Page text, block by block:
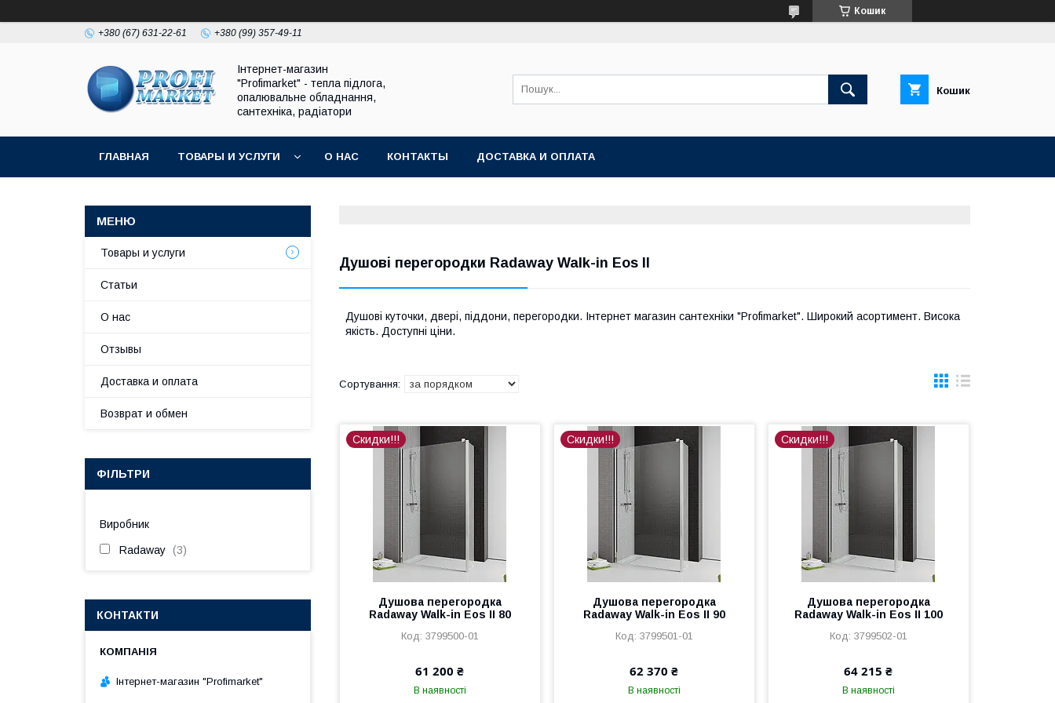
Кошик
+380 (67) 631-22-61 +380 (99) 357-49-11
Інтернет-магазин
"Profimarket" - тепла підлога,
опалювальне обладнання,
сантехніка, радіатори
Кошик
ГЛАВНАЯ ТОВАРЫ И УСЛУГИ О НАС КОНТАКТЫ ДОСТАВКА И ОПЛАТА
Душові перегородки Radaway Walk-in Eos II
Душові куточки, двері, піддони, перегородки. Інтернет магазин сантехніки "Profimarket". Широкий асортимент. Висока
якість. Доступні ціни.
Скидки!!!
Душова перегородка
Radaway Walk-in Eos II 80
3799500-01
61 200 ₴
В наявності
Скидки!!!
Душова перегородка
Radaway Walk-in Eos II 90
3799501-01
62 370 ₴
В наявності
Скидки!!!
Душова перегородка
Radaway Walk-in Eos II 100
3799502-01
64 215 ₴
В наявності
Товары и услуги
Статьи
О нас
Отзывы
Доставка и оплата
Возврат и обмен
ФІЛЬТРИ
Виробник
Radaway 3
КОНТАКТИ
Інтернет-магазин "Profimarket"